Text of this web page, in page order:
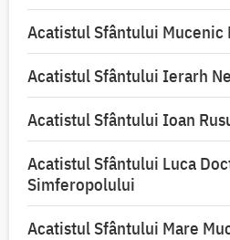
Acatistul Sfântului Mucenic
Acatistul Sfântului Ierarh
Acatistul Sfântului Ioan
Acatistul Sfântului Luca
Simferopolului
Acatistul Sfântului Mare